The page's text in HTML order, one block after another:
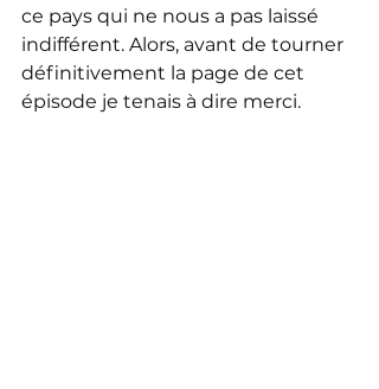
ce pays qui ne nous a pas laissé
indifférent. Alors, avant de tourner
définitivement la page de cet
épisode je tenais à dire merci.